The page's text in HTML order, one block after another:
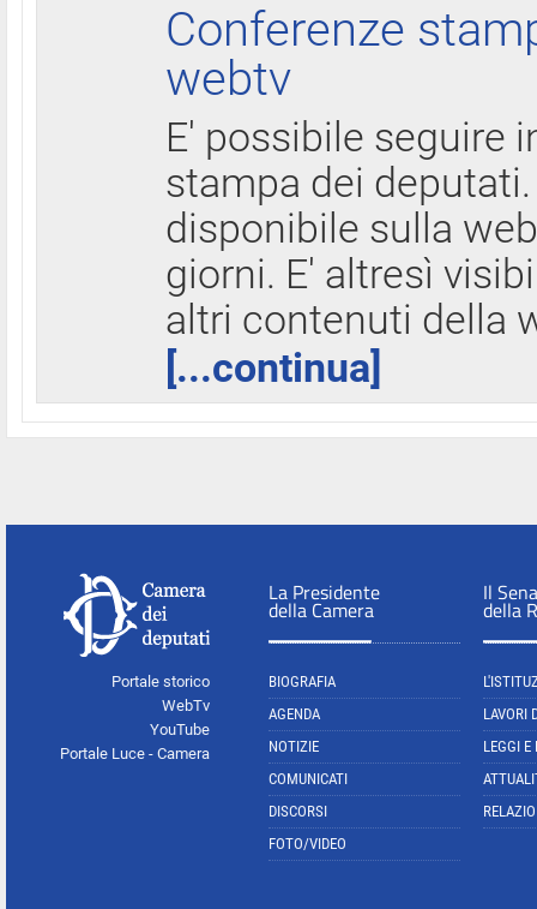
Conferenze
webtv
E' possibile seguire
stampa dei
disponibile sulla
giorni. E' altresì
altri contenuti della
[...continua]
Portale storico
WebTv
YouTube
Portale Luce - Camera
La Presidente
della Camera
BIOGRAFIA
AGENDA
NOTIZIE
COMUNICATI
DISCORSI
FOTO/VIDEO
Il
della
LAVORI
LEGGI E